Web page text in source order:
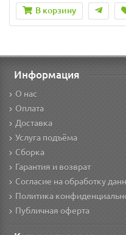
В корзину
Информация
О нас
Оплата
Доставка
Услуга подъёма
Сборка
Гарантия и возврат
Согласие на обработку
Политика
Публичная оферта